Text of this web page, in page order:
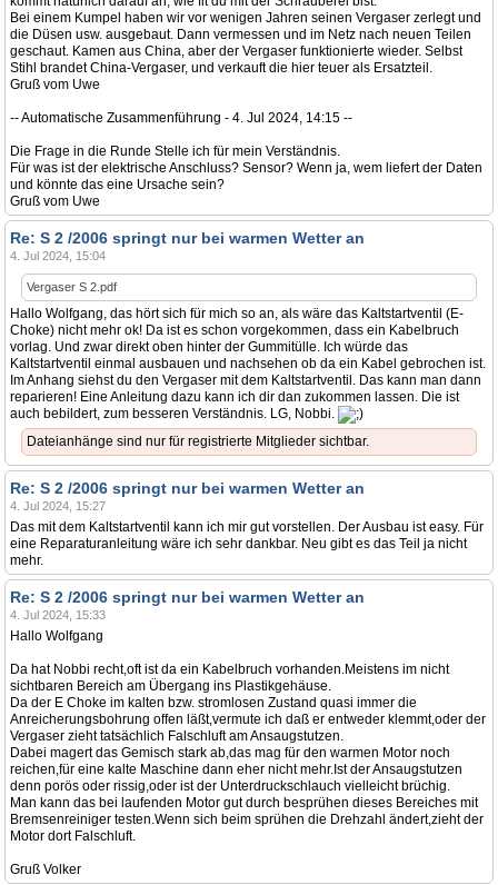
Bei einem Kumpel haben wir vor wenigen Jahren seinen Vergaser zerlegt und
die Düsen usw. ausgebaut. Dann vermessen und im Netz nach neuen Teilen
geschaut. Kamen aus China, aber der Vergaser funktionierte wieder. Selbst
Stihl brandet China-Vergaser, und verkauft die hier teuer als Ersatzteil.
Gruß vom Uwe
-- Automatische Zusammenführung - 4. Jul 2024, 14:15 --
Die Frage in die Runde Stelle ich für mein Verständnis.
Für was ist der elektrische Anschluss? Sensor? Wenn ja, wem liefert der Daten
und könnte das eine Ursache sein?
Gruß vom Uwe
Re: S 2 /2006 springt nur bei warmen Wetter an
4. Jul 2024, 15:04
Vergaser S 2.pdf
Hallo Wolfgang, das hört sich für mich so an, als wäre das Kaltstartventil (E-
Choke) nicht mehr ok! Da ist es schon vorgekommen, dass ein Kabelbruch
vorlag. Und zwar direkt oben hinter der Gummitülle. Ich würde das
Kaltstartventil einmal ausbauen und nachsehen ob da ein Kabel gebrochen ist.
Im Anhang siehst du den Vergaser mit dem Kaltstartventil. Das kann man dann
reparieren! Eine Anleitung dazu kann ich dir dan zukommen lassen. Die ist
auch bebildert, zum besseren Verständnis. LG, Nobbi.
Dateianhänge sind nur für registrierte Mitglieder sichtbar.
Re: S 2 /2006 springt nur bei warmen Wetter an
4. Jul 2024, 15:27
Das mit dem Kaltstartventil kann ich mir gut vorstellen. Der Ausbau ist easy. Für
eine Reparaturanleitung wäre ich sehr dankbar. Neu gibt es das Teil ja nicht
mehr.
Re: S 2 /2006 springt nur bei warmen Wetter an
4. Jul 2024, 15:33
Hallo Wolfgang
Da hat Nobbi recht,oft ist da ein Kabelbruch vorhanden.Meistens im nicht
sichtbaren Bereich am Übergang ins Plastikgehäuse.
Da der E Choke im kalten bzw. stromlosen Zustand quasi immer die
Anreicherungsbohrung offen läßt,vermute ich daß er entweder klemmt,oder der
Vergaser zieht tatsächlich Falschluft am Ansaugstutzen.
Dabei magert das Gemisch stark ab,das mag für den warmen Motor noch
reichen,für eine kalte Maschine dann eher nicht mehr.Ist der Ansaugstutzen
denn porös oder rissig,oder ist der Unterdruckschlauch vielleicht brüchig.
Man kann das bei laufenden Motor gut durch besprühen dieses Bereiches mit
Bremsenreiniger testen.Wenn sich beim sprühen die Drehzahl ändert,zieht der
Motor dort Falschluft.
Gruß Volker